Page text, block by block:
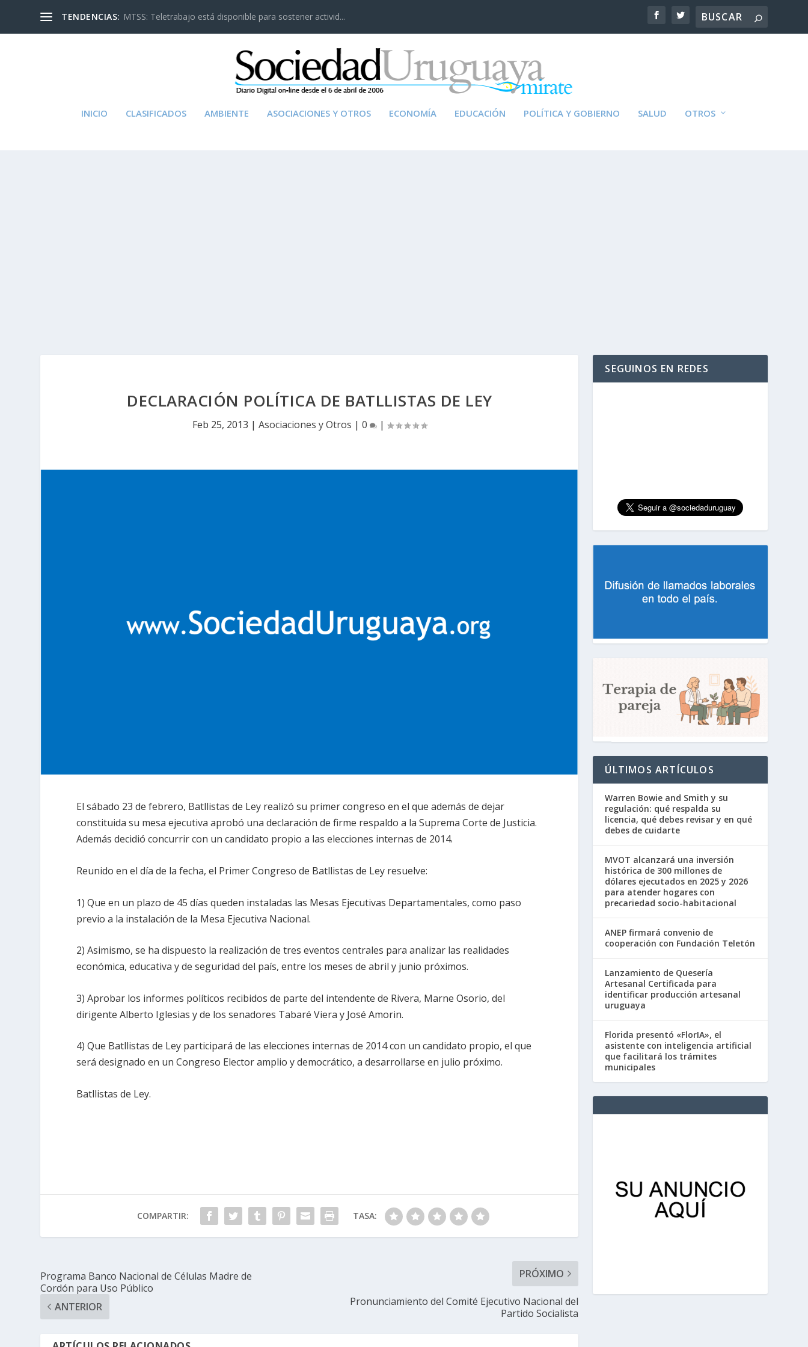
TENDENCIAS: MTSS: Teletrabajo está disponible para sostener activid...
INICIO CLASIFICADOS AMBIENTE ASOCIACIONES Y OTROS ECONOMÍA EDUCACIÓN POLÍTICA Y GOBIERNO SALUD OTROS
DECLARACIÓN POLÍTICA DE BATLLISTAS DE LEY
Feb 25, 2013 | Asociaciones y Otros | 0 |
El sábado 23 de febrero, Batllistas de Ley realizó su primer congreso en el que además de dejar
constituida su mesa ejecutiva aprobó una declaración de firme respaldo a la Suprema Corte de Justicia.
Además decidió concurrir con un candidato propio a las elecciones internas de 2014.
Reunido en el día de la fecha, el Primer Congreso de Batllistas de Ley resuelve:
1) Que en un plazo de 45 días queden instaladas las Mesas Ejecutivas Departamentales, como paso
previo a la instalación de la Mesa Ejecutiva Nacional.
2) Asimismo, se ha dispuesto la realización de tres eventos centrales para analizar las realidades
económica, educativa y de seguridad del país, entre los meses de abril y junio próximos.
3) Aprobar los informes políticos recibidos de parte del intendente de Rivera, Marne Osorio, del
dirigente Alberto Iglesias y de los senadores Tabaré Viera y José Amorin.
4) Que Batllistas de Ley participará de las elecciones internas de 2014 con un candidato propio, el que
será designado en un Congreso Elector amplio y democrático, a desarrollarse en julio próximo.
Batllistas de Ley.
COMPARTIR: TASA:
Programa Banco Nacional de Células Madre de
Cordón para Uso Público
ANTERIOR
PRÓXIMO
Pronunciamiento del Comité Ejecutivo Nacional del
Partido Socialista
SEGUINOS EN REDES
ÚLTIMOS ARTÍCULOS
Warren Bowie and Smith y su
regulación: qué respalda su
licencia, qué debes revisar y en qué
debes de cuidarte
MVOT alcanzará una inversión
histórica de 300 millones de
dólares ejecutados en 2025 y 2026
para atender hogares con
precariedad socio-habitacional
ANEP firmará convenio de
cooperación con Fundación Teletón
Lanzamiento de Quesería
Artesanal Certificada para
identificar producción artesanal
uruguaya
Florida presentó «FlorIA», el
asistente con inteligencia artificial
que facilitará los trámites
municipales